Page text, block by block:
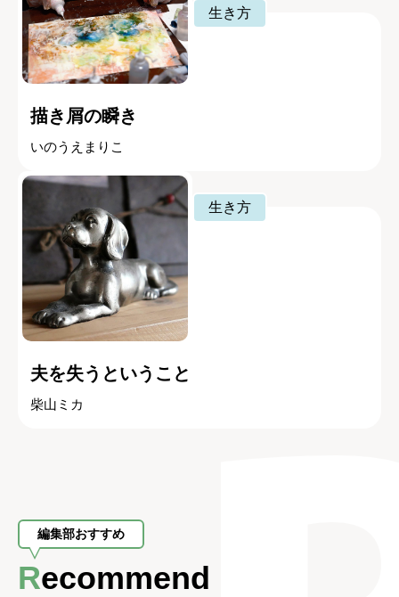
生き方
描き屑の瞬き
いのうえまりこ
生き方
夫を失うということ
柴山ミカ
編集部おすすめ
Recommend